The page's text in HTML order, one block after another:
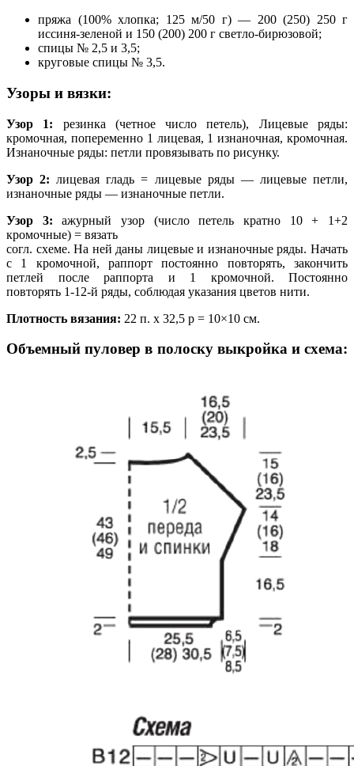
пряжа (100% хлопка; 125 м/50 г) — 200 (250) 250 г
иссиня-зеленой и 150 (200) 200 г светло-бирюзовой;
спицы № 2,5 и 3,5;
круговые спицы № 3,5.
Узоры и вязки:
Узор 1: резинка (четное число петель), Лицевые ряды:
кромочная, попеременно 1 лицевая, 1 изнаночная, кромочная.
Изнаночные ряды: петли провязывать по рисунку.
Узор 2: лицевая гладь = лицевые ряды — лицевые петли,
изнаночные ряды — изнаночные петли.
Узор 3: ажурный узор (число петель кратно 10 + 1+2
кромочные) = вязать
согл. схеме. На ней даны лицевые и изнаночные ряды. Начать
с 1 кромочной, раппорт постоянно повторять, закончить
петлей после раппорта и 1 кромочной. Постоянно
повторять 1-12-й ряды, соблюдая указания цветов нити.
Плотность вязания: 22 п. х 32,5 р = 10×10 см.
Объемный пуловер в полоску выкройка и схема: